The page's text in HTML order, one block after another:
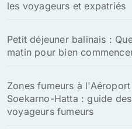
les voyageurs et expatriés
Petit déjeuner balinais :
matin pour bien
Zones fumeurs à
Soekarno-Hatta : guide
voyageurs fumeurs